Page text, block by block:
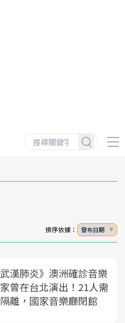
排序依據： 發布日期
武漢肺炎》澳洲確診音樂
家曾在台北演出！21人需
隔離，國家音樂廳閉館